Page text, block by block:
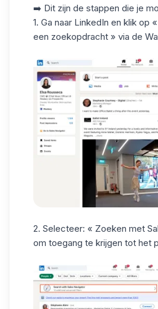
➡️ Dit zijn de stappen die je
1. Ga naar LinkedIn en klik op
een zoekopdracht » via de
2. Selecteer: « Zoeken met
om toegang te krijgen tot het